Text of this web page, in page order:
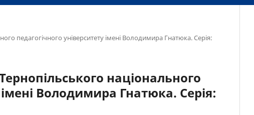
педагогічного університету імені Володимира Гнатюка. Серія:
національного
імені Володимира Гнатюка. Серія: